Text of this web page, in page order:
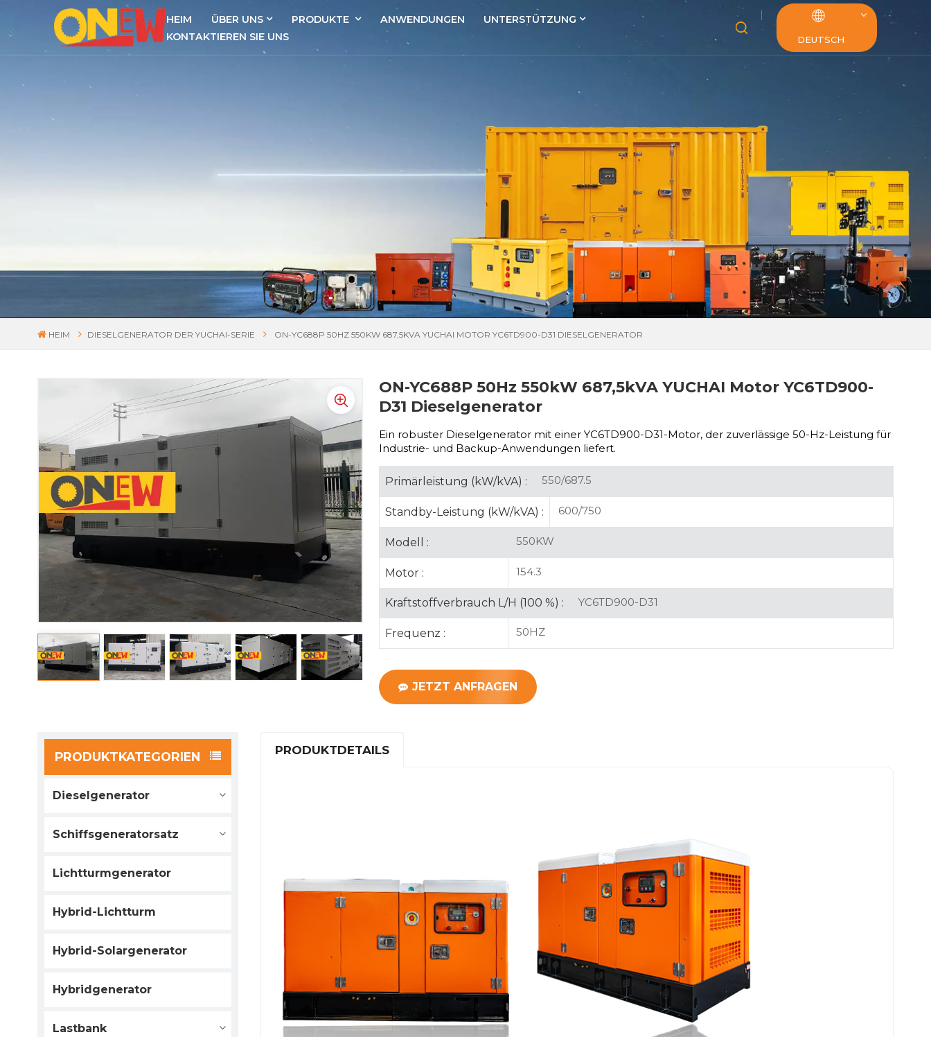
HEIM ÜBER UNS PRODUKTE ANWENDUNGEN
UNTERSTÜTZUNG
KONTAKTIEREN SIE UNS
DEUTSCH
HEIM DIESELGENERATOR DER YUCHAI-SERIE ON-YC688P 50HZ 550KW 687,5KVA YUCHAI MOTOR YC6TD900-D31 DIESELGENERATOR
ON-YC688P 50Hz 550kW 687,5kVA YUCHAI Motor YC6TD900-
D31 Dieselgenerator
Ein robuster Dieselgenerator mit einer YC6TD900-D31-Motor, der zuverlässige 50-Hz-Leistung für
Industrie- und Backup-Anwendungen liefert.
Primärleistung (kW/kVA) : 550/687.5
Standby-Leistung (kW/kVA) : 600/750
Modell : 550KW
Motor : 154.3
Kraftstoffverbrauch L/H (100 %) : YC6TD900-D31
Frequenz : 50HZ
JETZT ANFRAGEN
PRODUKTKATEGORIEN
Dieselgenerator
Schiffsgeneratorsatz
Lichtturmgenerator
Hybrid-Lichtturm
Hybrid-Solargenerator
Hybridgenerator
Lastbank
PRODUKTDETAILS